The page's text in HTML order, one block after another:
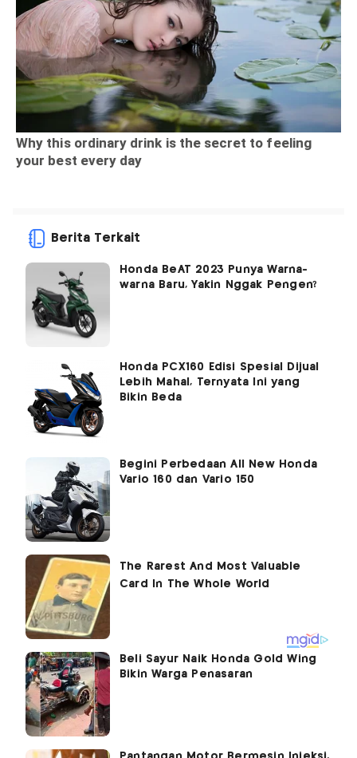
Berita Terkait
Honda BeAT 2023 Punya Warna-
warna Baru, Yakin Nggak Pengen?
Honda PCX160 Edisi Spesial Dijual
Lebih Mahal, Ternyata Ini yang
Bikin Beda
Begini Perbedaan All New Honda
Vario 160 dan Vario 150
Beli Sayur Naik Honda Gold Wing
Bikin Warga Penasaran